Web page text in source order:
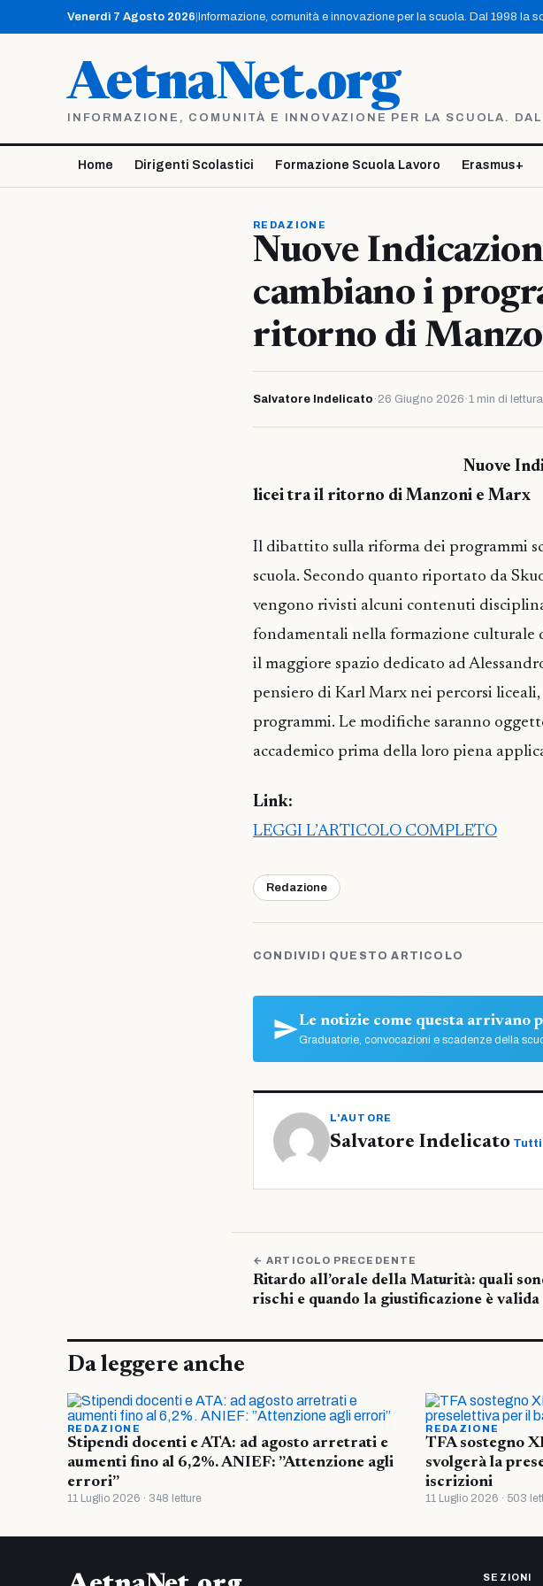
contenuto
Venerdì 7 Agosto 2026 Informazione, comunità e innovazione per la scuola. Dal 1998 la
AetnaNet.org
INFORMAZIONE, COMUNITÀ E INNOVAZIONE PER LA SCUOLA.
Home Dirigenti Scolastici Formazione Scuola Lavoro Erasmus+
REDAZIONE
Nuove
cambiano i
ritorno di
Salvatore Indelicato · 26 Giugno 2026 ·1 min di lettura
Nuove
licei tra il ritorno di Manzoni e Marx
Il dibattito sulla riforma dei programmi
scuola. Secondo quanto riportato da
vengono rivisti alcuni contenuti
fondamentali nella formazione culturale
il maggiore spazio dedicato ad
pensiero di Karl Marx nei percorsi
programmi. Le modifiche saranno
accademico prima della loro piena
Link:
LEGGI L’ARTICOLO COMPLETO
Redazione
CONDIVIDI QUESTO ARTICOLO
Le notizie come questa arrivano
Graduatorie, convocazioni e scadenze della
L'AUTORE
Salvatore Indelicato Tutti
← ARTICOLO PRECEDENTE
Ritardo all’orale della Maturità: quali
rischi e quando la giustificazione è valida
Da leggere anche
REDAZIONE
Stipendi docenti e ATA: ad agosto arretrati e
aumenti fino al 6,2%. ANIEF: ”Attenzione agli
errori”
11 Luglio 2026 · 348 letture
REDAZIONE
TFA sostegno
svolgerà la
iscrizioni
11 Luglio 2026 · 503
SEZIONI